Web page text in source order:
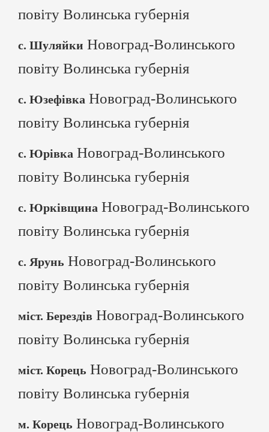
повіту Волинська губернія
с. Шуляйки Новоград-Волинського
повіту Волинська губернія
с. Юзефівка Новоград-Волинського
повіту Волинська губернія
с. Юрівка Новоград-Волинського
повіту Волинська губернія
с. Юрківщина Новоград-Волинського
повіту Волинська губернія
с. Ярунь Новоград-Волинського
повіту Волинська губернія
міст. Берездів Новоград-Волинського
повіту Волинська губернія
міст. Корець Новоград-Волинського
повіту Волинська губернія
м. Корець Новоград-Волинського